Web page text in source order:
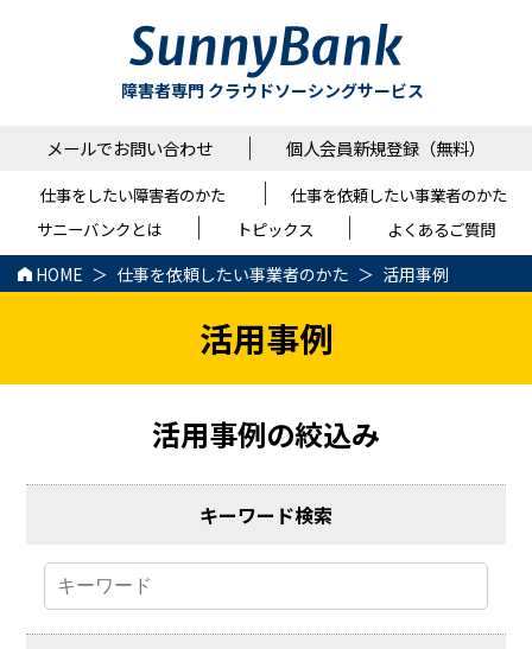
障害者専門 クラウドソーシングサービス
メールでお問い合わせ 個人会員新規登録（無料）
仕事をしたい障害者のかた
仕事を依頼したい事業者のかた
サニーバンクとは
トピックス
よくあるご質問
HOME
仕事を依頼したい事業者のかた 活用事例
活用事例
活用事例の絞込み
キーワード検索